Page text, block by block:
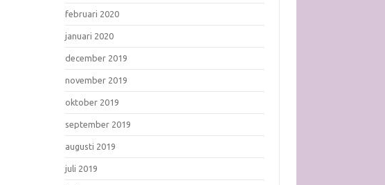
februari 2020
januari 2020
december 2019
november 2019
oktober 2019
september 2019
augusti 2019
juli 2019